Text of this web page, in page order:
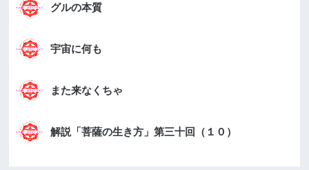
グルの本質
宇宙に何も
また来なくちゃ
解説「菩薩の生き方」第三十回（１０）